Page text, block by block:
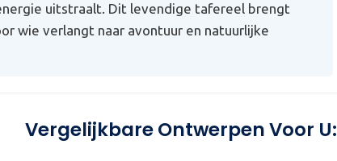
uitstraalt. Dit levendige tafereel brengt
wie verlangt naar avontuur en natuurlijke
Vergelijkbare Ontwerpen Voor U: